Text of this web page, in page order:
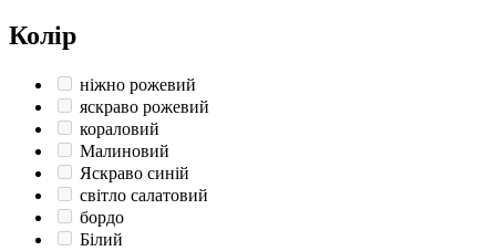
Колір
ніжно рожевий
яскраво рожевий
кораловий
Малиновий
Яскраво синій
світло салатовий
бордо
Білий